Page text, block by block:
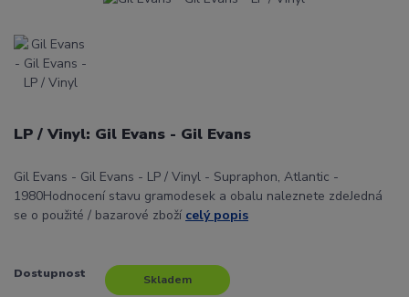
LP / Vinyl: Gil Evans - Gil Evans
Gil Evans - Gil Evans - LP / Vinyl - Supraphon, Atlantic -
1980Hodnocení stavu gramodesek a obalu naleznete zdeJedná
se o použité / bazarové zboží celý popis
Dostupnost Skladem